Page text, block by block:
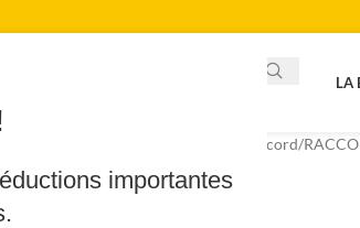
importantes
LA
Tube & raccord/
TE REDUIT 130CU 18X14X12